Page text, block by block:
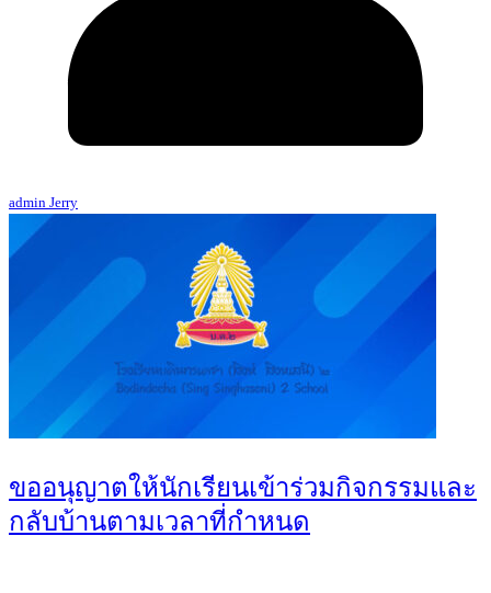
admin Jerry
ขออนุญาตให้นักเรียนเข้าร่วมกิจกรรมและ
กลับบ้านตามเวลาที่กำหนด